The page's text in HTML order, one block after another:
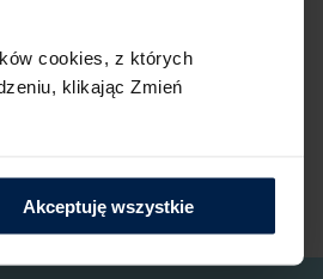
cookies,​ z których
klikając Zmień
Akceptuję wszystkie